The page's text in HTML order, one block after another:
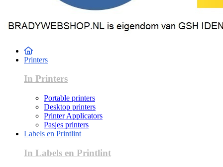
Printers
In Printers
Portable printers
Desktop printers
Printer Applicators
Pasjes printers
Labels en Printlint
In Labels en Printlint